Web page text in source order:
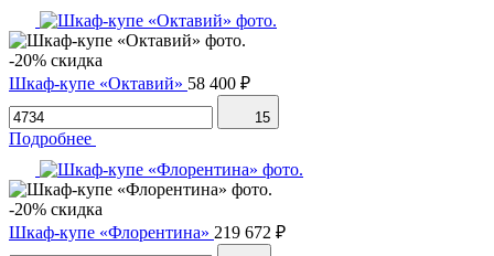
-20% скидка
Шкаф-купе «Октавий» 58 400 ₽
15
Подробнее
-20% скидка
Шкаф-купе «Флорентина» 219 672 ₽